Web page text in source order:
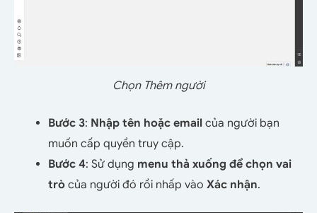
Chọn Thêm người
Bước 3: Nhập tên hoặc email của người bạn
muốn cấp quyền truy cập.
Bước 4: Sử dụng menu thả xuống để chọn vai
trò của người đó rồi nhấp vào Xác nhận.